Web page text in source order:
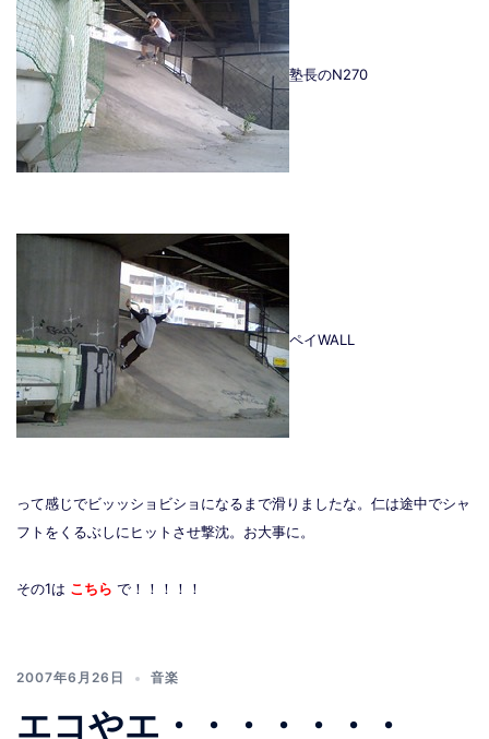
塾長のN270
ペイWALL
って感じでビッッショビショになるまで滑りましたな。仁は途中でシャ
フトをくるぶしにヒットさせ撃沈。お大事に。
その1は こちら で！！！！！
2007年6月26日 音楽
エコやエ・・・・・・・